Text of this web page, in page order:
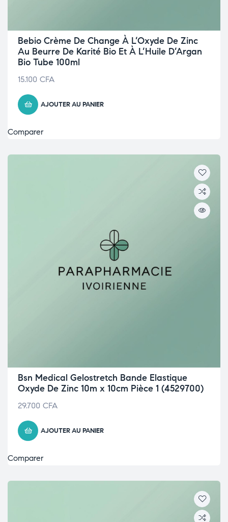
Bebio Crème De Change À L’Oxyde De Zinc
Au Beurre De Karité Bio Et À L’Huile D’Argan
Bio Tube 100ml
15.100 CFA
AJOUTER AU PANIER
Comparer
Bsn Medical Gelostretch Bande Elastique
Oxyde De Zinc 10m x 10cm Pièce 1 (4529700)
29.700 CFA
AJOUTER AU PANIER
Comparer